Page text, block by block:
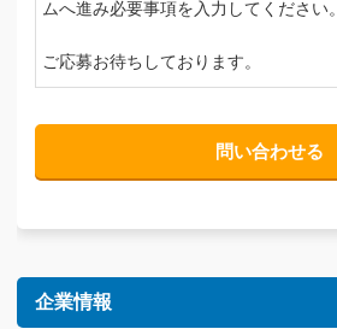
ムへ進み必要事項を入力してください。
ご応募お待ちしております。
問い合わせる
企業情報